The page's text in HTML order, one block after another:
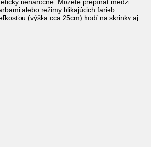
nenáročné. Môžete prepínať medzi
alebo režimy blikajúcich farieb.
(výška cca 25cm) hodí na skrinky aj